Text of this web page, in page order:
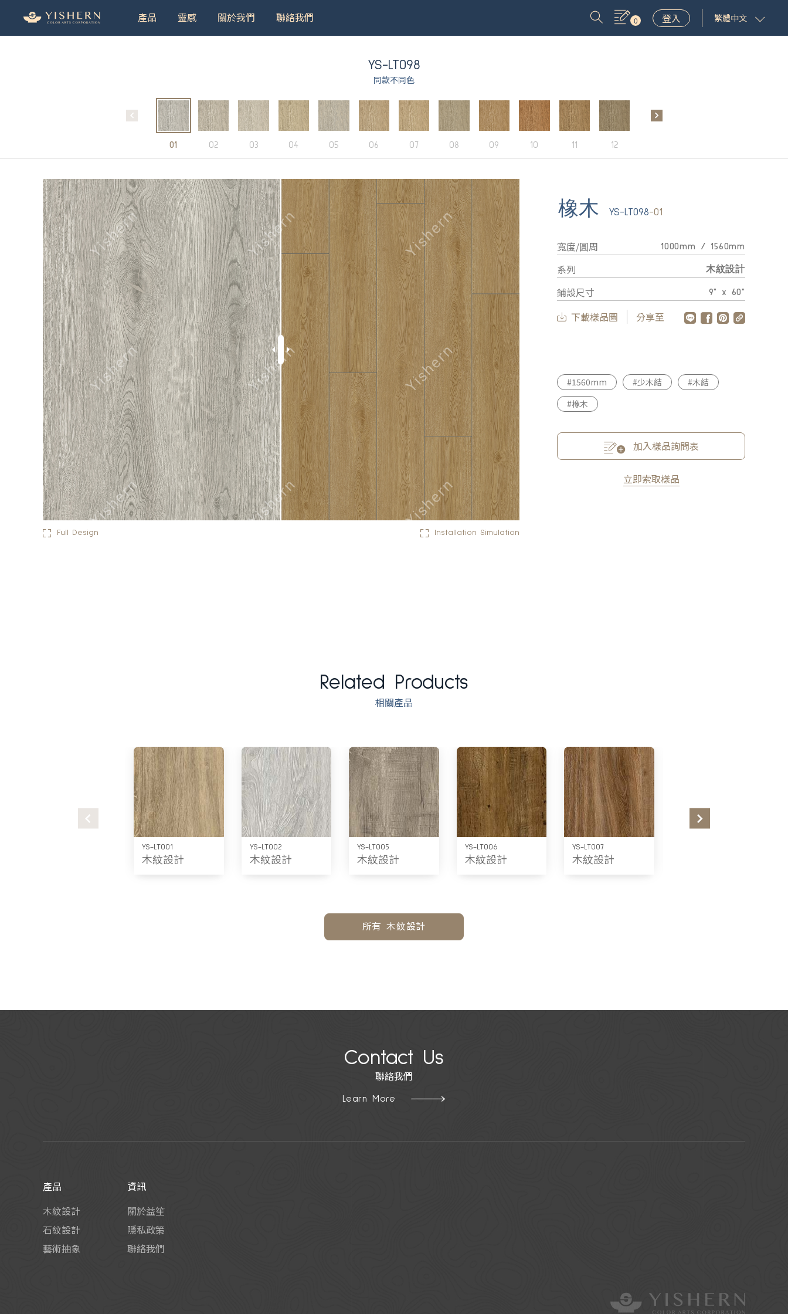
產品 靈感 關於我們 聯絡我們 0 登入 繁體中文
＃9031 ＃9075 ＃LT001 ＃8502
YS-LT098
同款不同色
01 02 03 04 05 06 07 08 09 10 11 12
Full Design Installation Simulation
橡木 YS-LT098-01
寬度/圓周 1000mm / 1560mm
系列 木紋設計
鋪設尺寸 9" x 60"
下載樣品圖 分享至
#1560mm #少木結
#木結
#橡木
加入樣品詢問表
立即索取樣品
Related Products
相關產品
YS-LT001
木紋設計
YS-LT002
木紋設計
YS-LT005
木紋設計
YS-LT006
木紋設計
YS-LT007
木紋設計
所有 木紋設計
Contact Us
聯絡我們
Learn More
產品
木紋設計
石紋設計
藝術抽象
資訊
關於益笙
隱私政策
聯絡我們